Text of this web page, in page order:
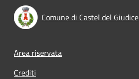
Comune di Castel del Giudice
Footer menu
Area riservata
Crediti